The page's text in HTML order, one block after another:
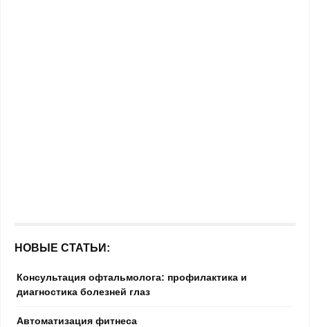
НОВЫЕ СТАТЬИ:
Консультация офтальмолога: профилактика и
диагностика болезней глаз
Автоматизация фитнеса